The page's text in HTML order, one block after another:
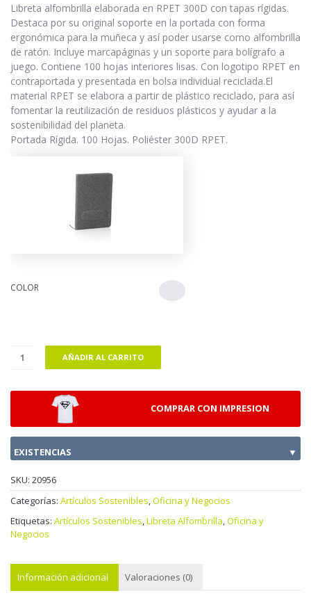
Libreta alfombrilla elaborada en RPET 300D con tapas rígidas.
Destaca por su original soporte en la portada con forma
ergonómica para la muñeca y así poder usarse como alfombrilla
de ratón. Incluye marcapáginas y un soporte para bolígrafo a
juego. Contiene 100 hojas interiores lisas. Con logotipo RPET en
contraportada y presentada en bolsa individual reciclada.El
material RPET se elabora a partir de plástico reciclado, para así
fomentar la reutilización de residuos plásticos y ayudar a la
sostenibilidad del planeta.
Portada Rígida. 100 Hojas. Poliéster 300D RPET.
COLOR
AÑADIR AL CARRITO
COMPRAR CON IMPRESION
EXISTENCIAS ▼
SKU: 20956
Categorías: Artículos Sostenibles,Oficina y Negocios
Etiquetas: Artículos Sostenibles,Libreta Alfombrilla,Oficina y
Negocios
Información adicional Valoraciones (0)